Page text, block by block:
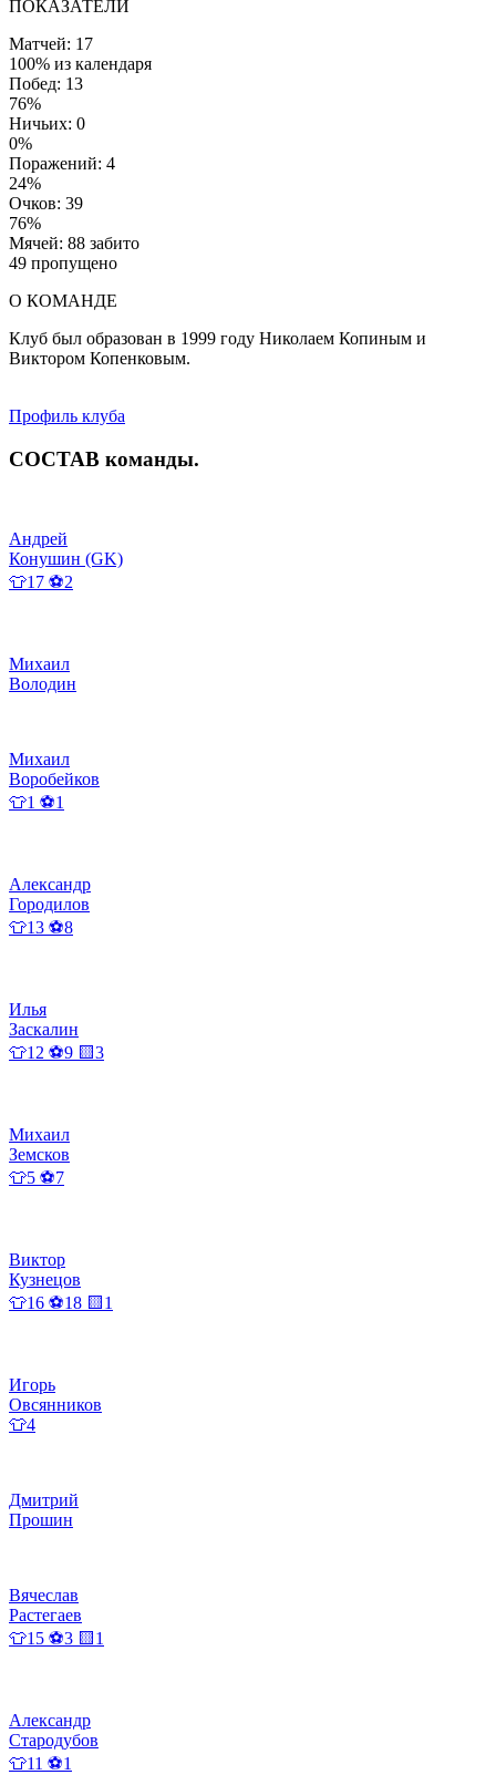
ПОКАЗАТЕЛИ
Матчей: 17
100% из календаря
Побед: 13
76%
Ничьих: 0
0%
Поражений: 4
24%
Очков: 39
76%
Мячей: 88 забито
49 пропущено
О КОМАНДЕ
Клуб был образован в 1999 году Николаем Копиным и
Виктором Копенковым.
Профиль клуба
СОСТАВ команды.
Андрей
Конушин (GK)
👕17 ⚽2
Михаил
Володин
Михаил
Воробейков
👕1 ⚽1
Александр
Городилов
👕13 ⚽8
Илья
Заскалин
👕12 ⚽9 🟨3
Михаил
Земсков
👕5 ⚽7
Виктор
Кузнецов
👕16 ⚽18 🟨1
Игорь
Овсянников
👕4
Дмитрий
Прошин
Вячеслав
Растегаев
👕15 ⚽3 🟨1
Александр
Стародубов
👕11 ⚽1